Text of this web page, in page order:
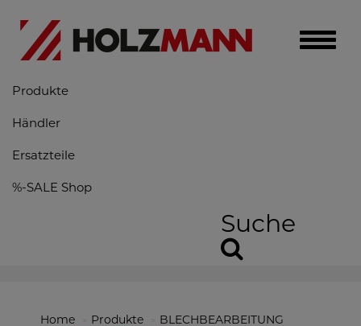
Toggle
Produkte
Händler
Ersatzteile
%-SALE Shop
Suche
Home Produkte
BLECHBEARBEITUNG